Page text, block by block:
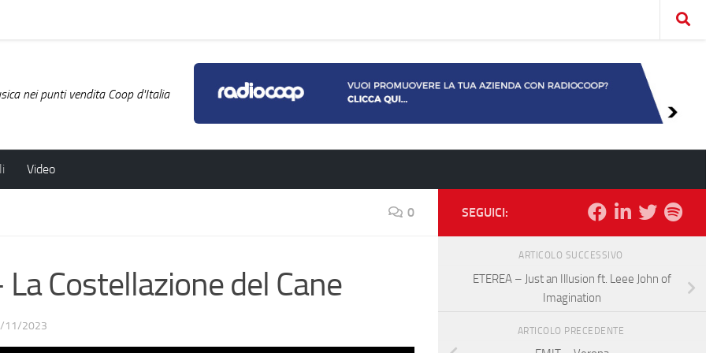
nei punti vendita Coop d'Italia
Video
0
La Costellazione del Cane
11/2023
SEGUICI:
ARTICOLO SUCCESSIVO
ETEREA – Just an Illusion ft. Leee John of
Imagination
ARTICOLO PRECEDENTE